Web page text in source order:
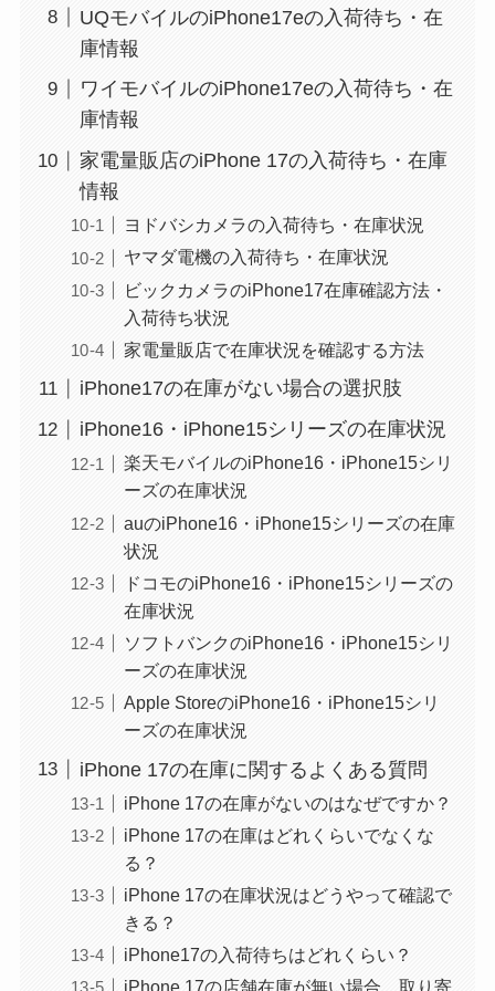
UQモバイルのiPhone17eの入荷待ち・在
庫情報
ワイモバイルのiPhone17eの入荷待ち・在
庫情報
家電量販店のiPhone 17の入荷待ち・在庫
情報
ヨドバシカメラの入荷待ち・在庫状況
ヤマダ電機の入荷待ち・在庫状況
ビックカメラのiPhone17在庫確認方法・
入荷待ち状況
家電量販店で在庫状況を確認する方法
iPhone17の在庫がない場合の選択肢
iPhone16・iPhone15シリーズの在庫状況
楽天モバイルのiPhone16・iPhone15シリ
ーズの在庫状況
auのiPhone16・iPhone15シリーズの在庫
状況
ドコモのiPhone16・iPhone15シリーズの
在庫状況
ソフトバンクのiPhone16・iPhone15シリ
ーズの在庫状況
Apple StoreのiPhone16・iPhone15シリ
ーズの在庫状況
iPhone 17の在庫に関するよくある質問
iPhone 17の在庫がないのはなぜですか？
iPhone 17の在庫はどれくらいでなくな
る？
iPhone 17の在庫状況はどうやって確認で
きる？
iPhone17の入荷待ちはどれくらい？
iPhone 17の店舗在庫が無い場合、取り寄